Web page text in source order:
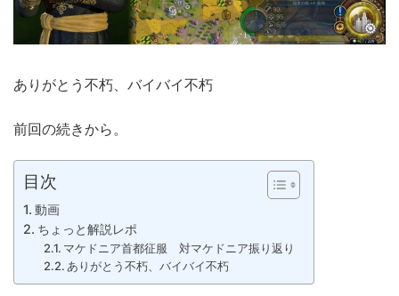
ありがとう不朽、バイバイ不朽
前回の続きから。
目次
動画
ちょっと解説レポ
マケドニア首都征服 対マケドニア振り返り
ありがとう不朽、バイバイ不朽